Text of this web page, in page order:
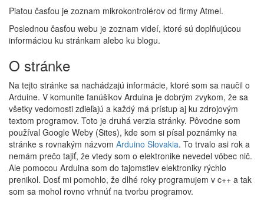
Piatou časťou je zoznam mikrokontrolérov od firmy Atmel.
Poslednou časťou webu je zoznam videí, ktoré sú doplňujúcou
informáciou ku stránkam alebo ku blogu.
O stránke
Na tejto stránke sa nachádzajú informácie, ktoré som sa naučil o
Arduine. V komunite fanúšikov Arduina je dobrým zvykom, že sa
všetky vedomosti zdieľajú a každý má prístup aj ku zdrojovým
textom programov. Toto je druhá verzia stránky. Pôvodne som
používal Google Weby (Sites), kde som si písal poznámky na
stránke s rovnakým názvom Arduino Slovakia. To trvalo asi rok a
nemám prečo tajiť, že vtedy som o elektronike nevedel vôbec nič.
Ale pomocou Arduina som do tajomstiev elektroniky rýchlo
prenikol. Dosť mi pomohlo, že dlhé roky programujem v c++ a tak
som sa mohol rovno vrhnúť na tvorbu programov.